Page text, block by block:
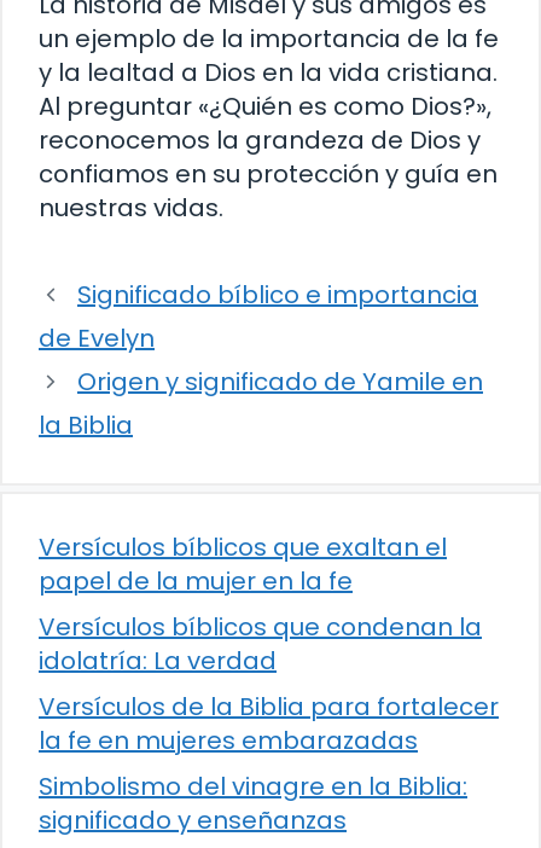
un ejemplo de la importancia de la fe
y la lealtad a Dios en la vida cristiana.
Al preguntar «¿Quién es como Dios?»,
reconocemos la grandeza de Dios y
confiamos en su protección y guía en
nuestras vidas.
Significado bíblico e importancia
de Evelyn
Origen y significado de Yamile en
la Biblia
Versículos bíblicos que exaltan el
papel de la mujer en la fe
Versículos bíblicos que condenan la
idolatría: La verdad
Versículos de la Biblia para fortalecer
la fe en mujeres embarazadas
Simbolismo del vinagre en la Biblia:
significado y enseñanzas